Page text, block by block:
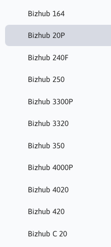
Bizhub 164
Bizhub 20P
Bizhub 240F
Bizhub 250
Bizhub 3300P
Bizhub 3320
Bizhub 350
Bizhub 4000P
Bizhub 4020
Bizhub 420
Bizhub C 20